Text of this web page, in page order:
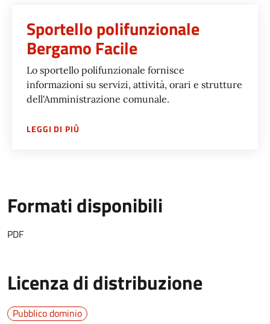
Sportello polifunzionale
Bergamo Facile
Lo sportello polifunzionale fornisce
informazioni su servizi, attività, orari e strutture
dell'Amministrazione comunale.
LEGGI DI PIÙSU
Formati disponibili
PDF
Licenza di distribuzione
Pubblico dominio